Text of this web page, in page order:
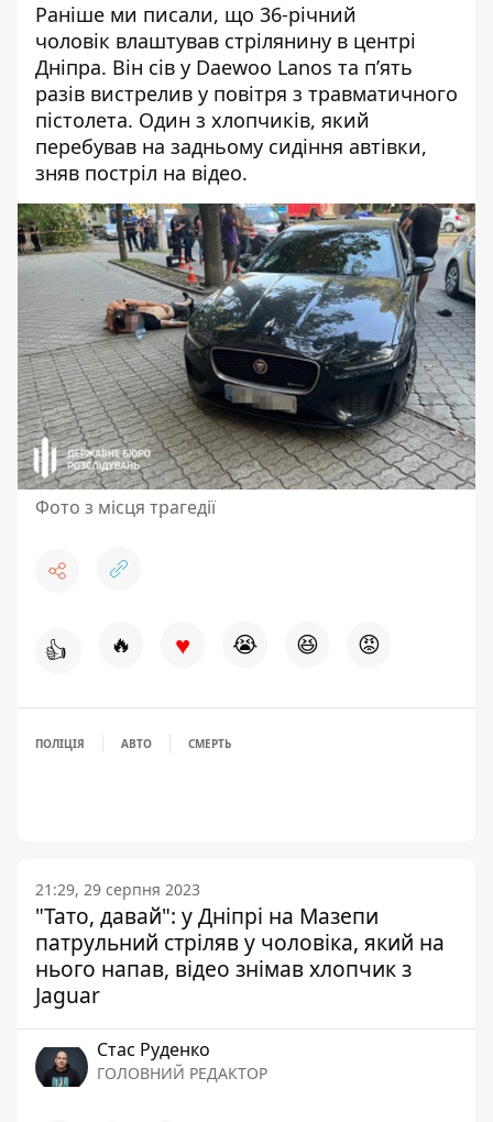
Раніше ми писали, що 36-річний
чоловік влаштував стрілянину в центрі
Дніпра. Він сів у Daewoo Lanos та п’ять
разів вистрелив у повітря з травматичного
пістолета. Один з хлопчиків, який
перебував на задньому сидіння автівки,
зняв постріл на відео.
Фото з місця трагедії
👍 🔥 ♥ 😭 😆 😡
ПОЛІЦІЯ АВТО СМЕРТЬ
21:29, 29 серпня 2023
"Тато, давай": у Дніпрі на Мазепи
патрульний стріляв у чоловіка, який на
нього напав, відео знімав хлопчик з
Jaguar
Стас Руденко
ГОЛОВНИЙ РЕДАКТОР